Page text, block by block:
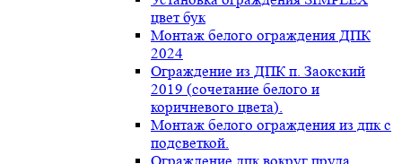
цвет бук
Монтаж белого ограждения ДПК
2024
Ограждение из ДПК п. Заокский
2019 (сочетание белого и
коричневого цвета).
Монтаж белого ограждения из дпк с
подсветкой.